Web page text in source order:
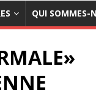
QUI SOMMES-